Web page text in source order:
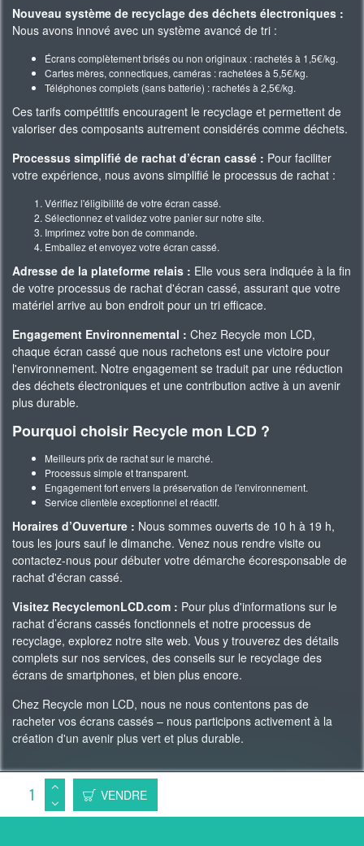
VENDRE
Nouveau système de recyclage des déchets électroniques :
Nous avons innové avec un système avancé de tri :
Écrans complètement brisés ou non originaux : rachetés à 1,5€/kg.
Cartes mères, connectiques, caméras : rachetées à 5,5€/kg.
Téléphones complets (sans batterie) : rachetés à 2,5€/kg.
Ces tarifs compétitifs encouragent le recyclage et permettent de
valoriser des composants autrement considérés comme déchets.
Processus simplifié de rachat d’écran cassé : Pour faciliter
votre expérience, nous avons simplifié le processus de rachat :
Vérifiez l'éligibilité de votre écran cassé.
Sélectionnez et validez votre panier sur notre site.
Imprimez votre bon de commande.
Emballez et envoyez votre écran cassé.
Adresse de la plateforme relais : Elle vous sera indiquée à la fin
de votre processus de rachat d'écran cassé, assurant que votre
matériel arrive au bon endroit pour un tri efficace.
Engagement Environnemental : Chez Recycle mon LCD,
chaque écran cassé que nous rachetons est une victoire pour
l'environnement. Notre engagement se traduit par une réduction
des déchets électroniques et une contribution active à un avenir
plus durable.
Pourquoi choisir Recycle mon LCD ?
Meilleurs prix de rachat sur le marché.
Processus simple et transparent.
Engagement fort envers la préservation de l'environnement.
Service clientèle exceptionnel et réactif.
Horaires d’Ouverture : Nous sommes ouverts de 10 h à 19 h,
tous les jours sauf le dimanche. Venez nous rendre visite ou
contactez-nous pour débuter votre démarche écoresponsable de
rachat d'écran cassé.
Visitez RecyclemonLCD.com : Pour plus d'informations sur le
rachat d’écrans cassés fonctionnels et notre processus de
recyclage, explorez notre site web. Vous y trouverez des détails
complets sur nos services, des conseils sur le recyclage des
écrans de smartphones, et bien plus encore.
Chez Recycle mon LCD, nous ne nous contentons pas de
racheter vos écrans cassés – nous participons activement à la
création d'un avenir plus vert et plus durable.
Copyright 2023 © Recycle Mon LCD -